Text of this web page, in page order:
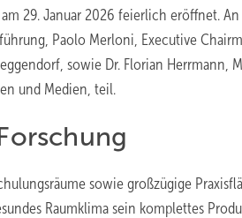
29. Januar 2026 feierlich eröffnet. An
Paolo Merloni, Executive
sowie Dr. Florian Herrmann,
und Medien, teil.
sowie großzügige
Raumklima sein komplettes